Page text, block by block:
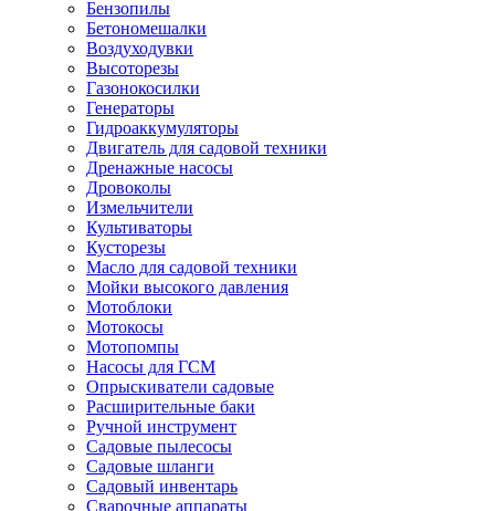
Бензопилы
Бетономешалки
Воздуходувки
Высоторезы
Газонокосилки
Генераторы
Гидроаккумуляторы
Двигатель для садовой техники
Дренажные насосы
Дровоколы
Измельчители
Культиваторы
Кусторезы
Масло для садовой техники
Мойки высокого давления
Мотоблоки
Мотокосы
Мотопомпы
Насосы для ГСМ
Опрыскиватели садовые
Расширительные баки
Ручной инструмент
Садовые пылесосы
Садовые шланги
Садовый инвентарь
Сварочные аппараты